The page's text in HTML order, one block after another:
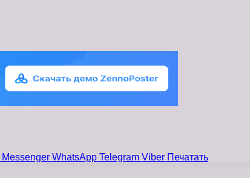
Messenger WhatsApp Telegram Viber Печатать